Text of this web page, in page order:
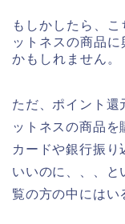
もしかしたら、
ットネスの商品
かもしれません。
ただ、ポイント還
ットネスの商品を
カードや銀行振り
いいのに、、、と
覧の方の中にはい